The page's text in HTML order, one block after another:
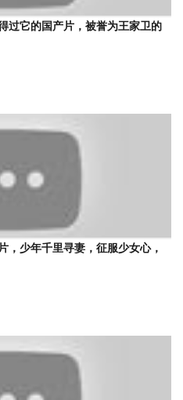
过它的国产片，被誉为王家卫的
，少年千里寻妻，征服少女心，